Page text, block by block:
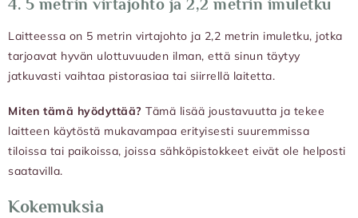
4. 5 metrin virtajohto ja 2,2 metrin imuletku
Laitteessa on 5 metrin virtajohto ja 2,2 metrin imuletku, jotka
tarjoavat hyvän ulottuvuuden ilman, että sinun täytyy
jatkuvasti vaihtaa pistorasiaa tai siirrellä laitetta.
Miten tämä hyödyttää? Tämä lisää joustavuutta ja tekee
laitteen käytöstä mukavampaa erityisesti suuremmissa
tiloissa tai paikoissa, joissa sähköpistokkeet eivät ole helposti
saatavilla.
Kokemuksia